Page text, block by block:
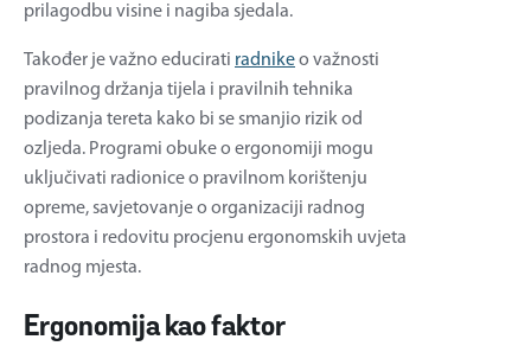
prilagodbu visine i nagiba sjedala.
Također je važno educirati radnikeo važnosti
pravilnog držanja tijela i pravilnih tehnika
podizanja tereta kako bi se smanjio rizik od
ozljeda. Programi obuke o ergonomiji mogu
uključivati ​​radionice o pravilnom korištenju
opreme, savjetovanje o organizaciji radnog
prostora i redovitu procjenu ergonomskih uvjeta
radnog mjesta.
Ergonomija kao faktor